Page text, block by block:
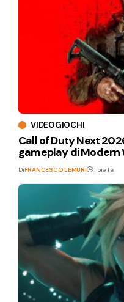
VIDEOGIOCHI
Call of Duty Next
gameplay di Modern
DiFRANCESCO LEMURI 11 ore fa